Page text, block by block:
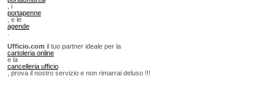
, i
portapenne
, e le
agende
Ufficio.com il tuo partner ideale per la
cartoleria online
e la
cancelleria ufficio
, prova il nostro servizio e non rimarrai deluso !!!